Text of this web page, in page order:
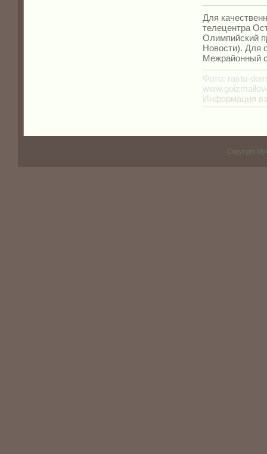
Для
телецентра
Олимпийский
Новости). Для
Межрайонный
Фото: rastu-
Информация
Copyright